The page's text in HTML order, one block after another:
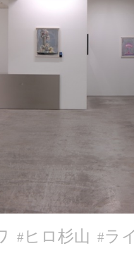
# ヒロ杉山 #ラ